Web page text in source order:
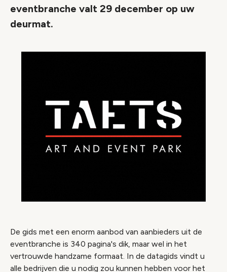
eventbranche valt 29 december op uw
deurmat.
De gids met een enorm aanbod van aanbieders uit de
eventbranche is 340 pagina's dik, maar wel in het
vertrouwde handzame formaat. In de datagids vindt u
alle bedrijven die u nodig zou kunnen hebben voor het